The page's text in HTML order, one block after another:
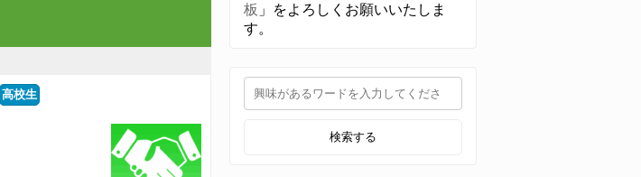
高校生
板 」をよろしくお願いいたしま
す。
検索する